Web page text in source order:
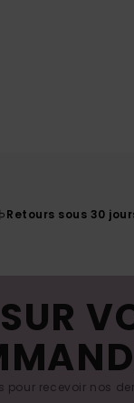
Retours sous 30
pour recevoir nos